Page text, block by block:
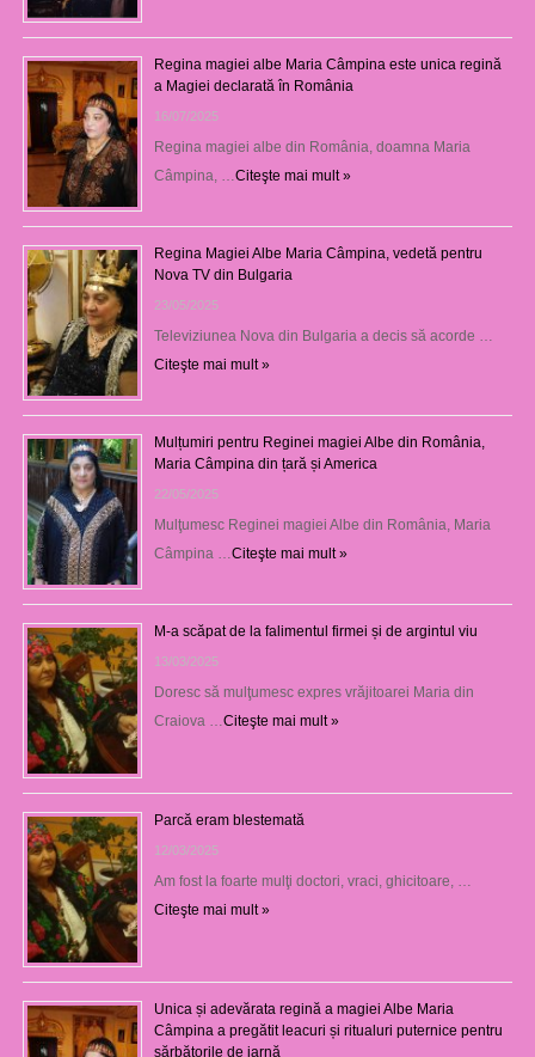
Regina magiei albe Maria Câmpina este unica regină
a Magiei declarată în România
16/07/2025
Regina magiei albe din România, doamna Maria
Câmpina, … Citeşte mai mult »
Regina Magiei Albe Maria Câmpina, vedetă pentru
Nova TV din Bulgaria
23/05/2025
Televiziunea Nova din Bulgaria a decis să acorde …
Citeşte mai mult »
Mulțumiri pentru Reginei magiei Albe din România,
Maria Câmpina din țară și America
22/05/2025
Mulţumesc Reginei magiei Albe din România, Maria
Câmpina … Citeşte mai mult »
M-a scăpat de la falimentul firmei și de argintul viu
13/03/2025
Doresc să mulţumesc expres vrăjitoarei Maria din
Craiova … Citeşte mai mult »
Parcă eram blestemată
12/03/2025
Am fost la foarte mulţi doctori, vraci, ghicitoare, …
Citeşte mai mult »
Unica și adevărata regină a magiei Albe Maria
Câmpina a pregătit leacuri și ritualuri puternice pentru
sărbătorile de iarnă